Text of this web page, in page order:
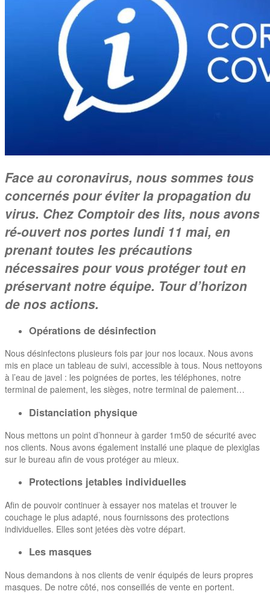
Face au coronavirus, nous sommes tous
concernés pour éviter la propagation du
virus. Chez Comptoir des lits, nous avons
ré-ouvert nos portes lundi 11 mai, en
prenant toutes les précautions
nécessaires pour vous protéger tout en
préservant notre équipe. Tour d’horizon
de nos actions.
Opérations de désinfection
Nous désinfectons plusieurs fois par jour nos locaux. Nous avons
mis en place un tableau de suivi, accessible à tous. Nous nettoyons
à l’eau de javel : les poignées de portes, les téléphones, notre
terminal de paiement, les sièges, notre terminal de paiement…
Distanciation physique
Nous mettons un point d’honneur à garder 1m50 de sécurité avec
nos clients. Nous avons également installé une plaque de plexiglas
sur le bureau afin de vous protéger au mieux.
Protections jetables individuelles
Afin de pouvoir continuer à essayer nos matelas et trouver le
couchage le plus adapté, nous fournissons des protections
individuelles. Elles sont jetées dès votre départ.
Les masques
Nous demandons à nos clients de venir équipés de leurs propres
masques. De notre côté, nos conseillés de vente en portent.